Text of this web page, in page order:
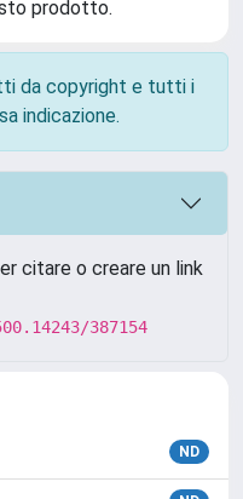
prodotto.
da copyright e tutti i
indicazione.
citare o creare un link
387154
ND